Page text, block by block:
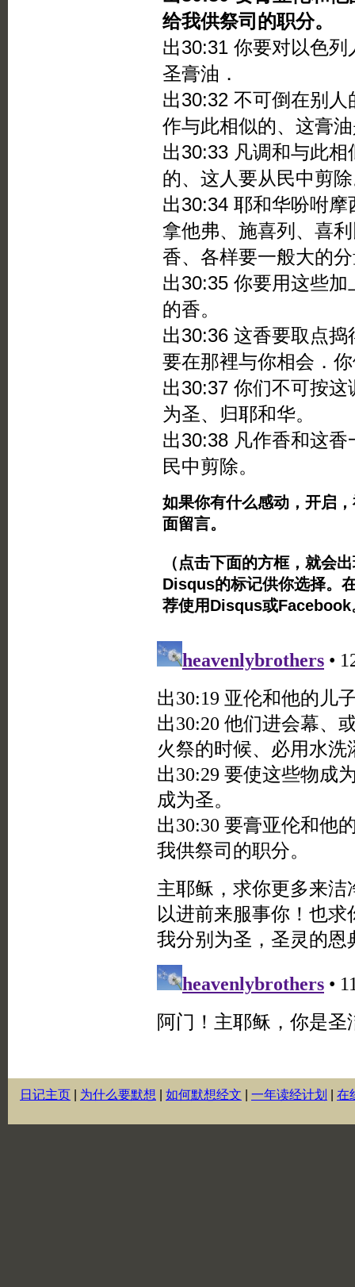
给我供祭司的职分。
出30:31 你要对以色
圣膏油．
出30:32 不可倒在别
作与此相似的、这膏
出30:33 凡调和与此
的、这人要从民中剪
出30:34 耶和华吩咐
拿他弗、施喜列、喜
香、各样要一般大的
出30:35 你要用这些
的香。
出30:36 这香要取点
要在那裡与你相会．
出30:37 你们不可按
为圣、归耶和华。
出30:38 凡作香和这
民中剪除。
如果你有什么感动，开启
面留言。
（点击下面的方框，就会
Disqus的标记供你选择。
荐使用Disqus或
日记主页 为什么要默想 如何默想经文 一年读经计划 在